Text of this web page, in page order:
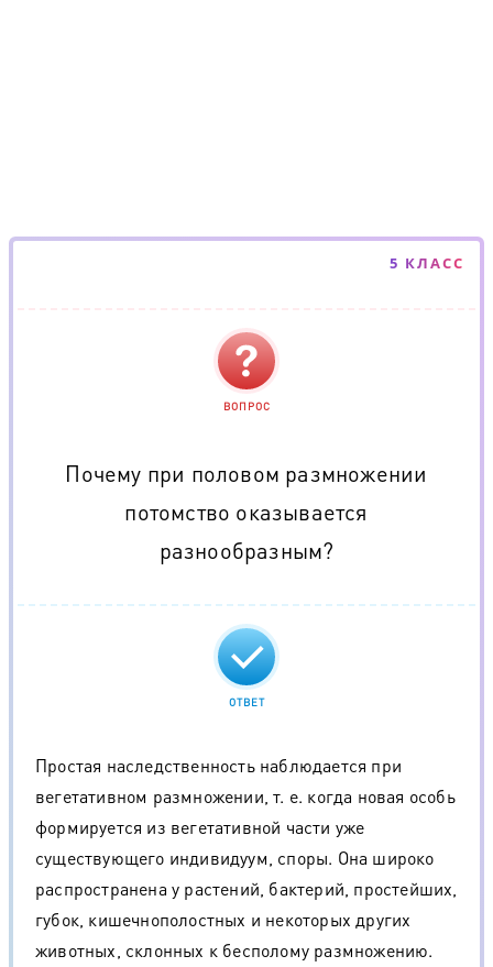
5 КЛАСС
ВОПРОС
Почему при половом размножении
потомство оказывается
разнообразным?
ОТВЕТ
Простая наследственность наблюдается при
вегетативном размножении, т. е. когда новая особь
формируется из вегетативной части уже
существующего индивидуум, споры. Она широко
распространена у растений, бактерий, простейших,
губок, кишечнополостных и некоторых других
животных, склонных к бесполому размножению.